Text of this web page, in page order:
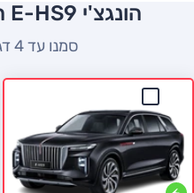
הונגצ'י E-HS9 השוואה למתחרים
סמנו עד 4 דגמים להשוואה